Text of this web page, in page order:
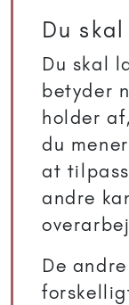
Du
Du skal
betyder
holder
du
at
andre
De